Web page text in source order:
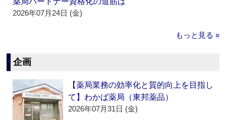
2026年07月24日 (金)
もっと見る »
企画
【薬局業務の効率化と質的向上を目指し
て】わかば薬局（東邦薬品）
2026年07月31日 (金)